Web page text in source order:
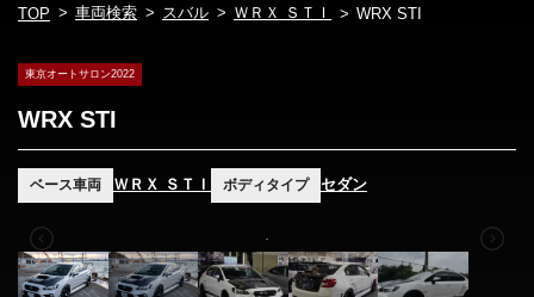
TOP 車両検索 スバル ＷＲＸ ＳＴＩ WRX STI
東京オートサロン2022
WRX STI
ベース車両 ＷＲＸ ＳＴＩ ボディタイプ セダン